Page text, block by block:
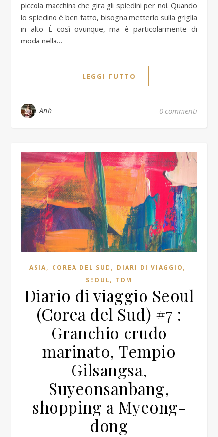
piccola macchina che gira gli spiedini per noi. Quando
lo spiedino è ben fatto, bisogna metterlo sulla griglia
in alto È così ovunque, ma è particolarmente di
moda nella…
LEGGI TUTTO
Anh 0 commenti
ASIA, COREA DEL SUD , DIARI DI VIAGGIO ,
SEOUL, TDM
Diario di viaggio Seoul
(Corea del Sud) #7 :
Granchio crudo
marinato, Tempio
Gilsangsa,
Suyeonsanbang,
shopping a Myeong-
dong